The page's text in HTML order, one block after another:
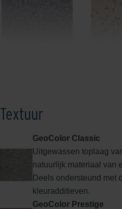
Edel Rood Edel
Textuur
GeoColor Classic
Uitgewassen toplaag
natuurlijk materiaal van
Deels ondersteund met
kleuradditieven.
GeoColor Prestige